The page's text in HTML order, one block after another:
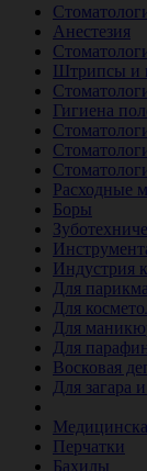
Анестезия
Штрипсы и
Гигиена
Расходные
Боры
Индустрия
Для
Для
Для
Для
Восковая
Для загара
Перчатки
Бахилы